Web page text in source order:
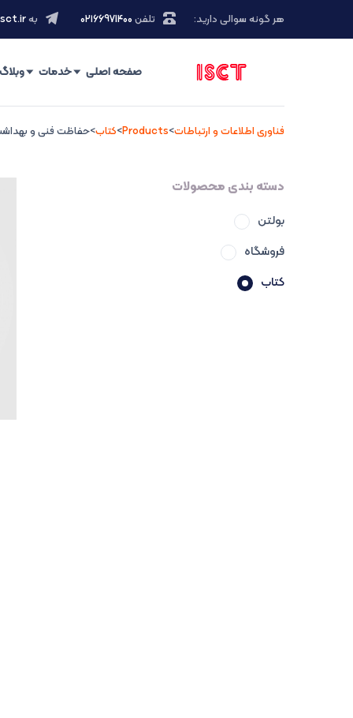
هر گونه سوالی دارید: تلفن ۰۲۱66971400 به
صفحه اصلی خدمات وبلاگ
فناوری اطلاعات و ارتباطات>
Products
>کتاب>حفاظت فنی و
دسته بندی محصولات
بولتن
فروشگاه
کتاب